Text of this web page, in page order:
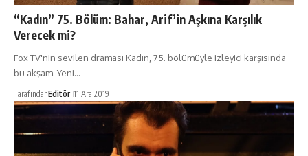
“Kadın” 75. Bölüm: Bahar, Arif’in Aşkına Karşılık
Verecek mi?
Fox TV'nin sevilen draması Kadın, 75. bölümüyle izleyici karşısında
bu akşam. Yeni…
TarafındanEditör 11 Ara 2019